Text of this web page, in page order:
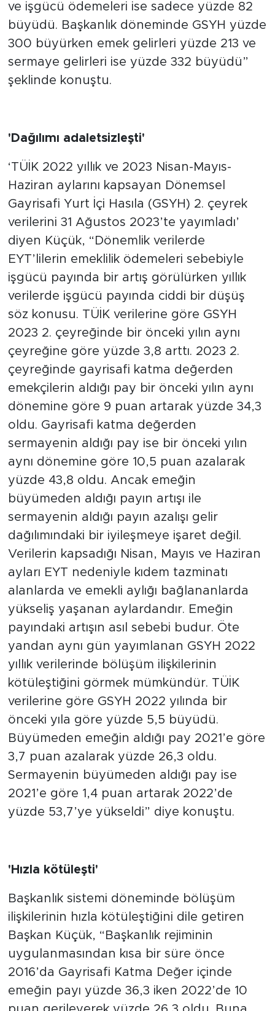
ve işgücü ödemeleri ise sadece yüzde 82
büyüdü. Başkanlık döneminde GSYH yüzde
300 büyürken emek gelirleri yüzde 213 ve
sermaye gelirleri ise yüzde 332 büyüdü”
şeklinde konuştu.
'Dağılımı adaletsizleşti'
‘TÜİK 2022 yıllık ve 2023 Nisan-Mayıs-
Haziran aylarını kapsayan Dönemsel
Gayrisafi Yurt İçi Hasıla (GSYH) 2. çeyrek
verilerini 31 Ağustos 2023’te yayımladı’
diyen Küçük, “Dönemlik verilerde
EYT’lilerin emeklilik ödemeleri sebebiyle
işgücü payında bir artış görülürken yıllık
verilerde işgücü payında ciddi bir düşüş
söz konusu. TÜİK verilerine göre GSYH
2023 2. çeyreğinde bir önceki yılın aynı
çeyreğine göre yüzde 3,8 arttı. 2023 2.
çeyreğinde gayrisafi katma değerden
emekçilerin aldığı pay bir önceki yılın aynı
dönemine göre 9 puan artarak yüzde 34,3
oldu. Gayrisafi katma değerden
sermayenin aldığı pay ise bir önceki yılın
aynı dönemine göre 10,5 puan azalarak
yüzde 43,8 oldu. Ancak emeğin
büyümeden aldığı payın artışı ile
sermayenin aldığı payın azalışı gelir
dağılımındaki bir iyileşmeye işaret değil.
Verilerin kapsadığı Nisan, Mayıs ve Haziran
ayları EYT nedeniyle kıdem tazminatı
alanlarda ve emekli aylığı bağlananlarda
yükseliş yaşanan aylardandır. Emeğin
payındaki artışın asıl sebebi budur. Öte
yandan aynı gün yayımlanan GSYH 2022
yıllık verilerinde bölüşüm ilişkilerinin
kötüleştiğini görmek mümkündür. TÜİK
verilerine göre GSYH 2022 yılında bir
önceki yıla göre yüzde 5,5 büyüdü.
Büyümeden emeğin aldığı pay 2021’e göre
3,7 puan azalarak yüzde 26,3 oldu.
Sermayenin büyümeden aldığı pay ise
2021’e göre 1,4 puan artarak 2022’de
yüzde 53,7’ye yükseldi” diye konuştu.
'Hızla kötüleşti'
Başkanlık sistemi döneminde bölüşüm
ilişkilerinin hızla kötüleştiğini dile getiren
Başkan Küçük, “Başkanlık rejiminin
uygulanmasından kısa bir süre önce
2016’da Gayrisafi Katma Değer içinde
emeğin payı yüzde 36,3 iken 2022’de 10